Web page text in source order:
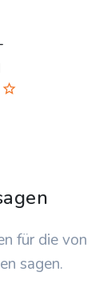
für die von
sagen.